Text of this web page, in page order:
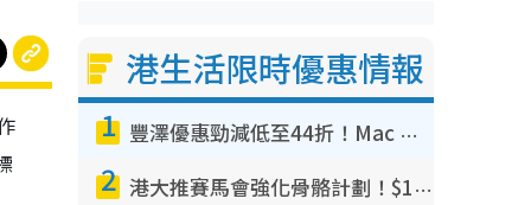
港生活限時優惠情報
1 豐澤優惠勁減低至44折！Mac mini/iPhone17Pro大減價！廚房家電$220起
2 港大推賽馬會強化骨骼計劃！$100骨質密度X光檢查 完成免費運動訓練送超市禮券！附參加資格